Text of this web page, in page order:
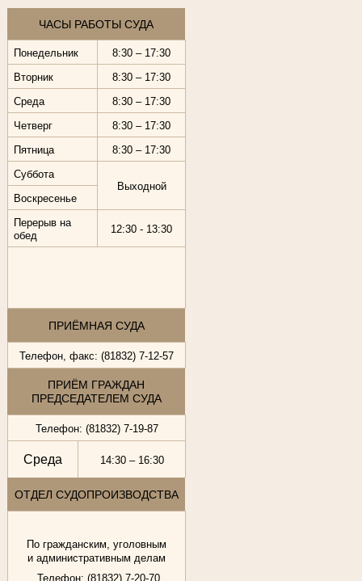
ЧАСЫ РАБОТЫ СУДА
Понедельник
8:30 – 17:30
Вторник
8:30 – 17:30
Среда
8:30 – 17:30
Четверг
8:30 – 17:30
Пятница
8:30 – 17:30
Суббота
Выходной
Воскресенье
Перерыв на
обед
12:30 - 13:30
ПРИЁМНАЯ СУДА
Телефон, факс: (81832) 7-12-57
ПРИЁМ ГРАЖДАН
ПРЕДСЕДАТЕЛЕМ СУДА
Телефон: (81832) 7-19-87
Среда 14:30 – 16:30
ОТДЕЛ СУДОПРОИЗВОДСТВА
По гражданским, уголовным
и административным делам
Телефон: (81832) 7-20-70